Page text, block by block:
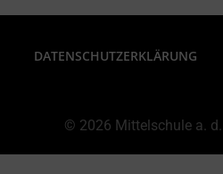
DATENSCHUTZERKLÄRUNG
© 2026 Mittelschule a.